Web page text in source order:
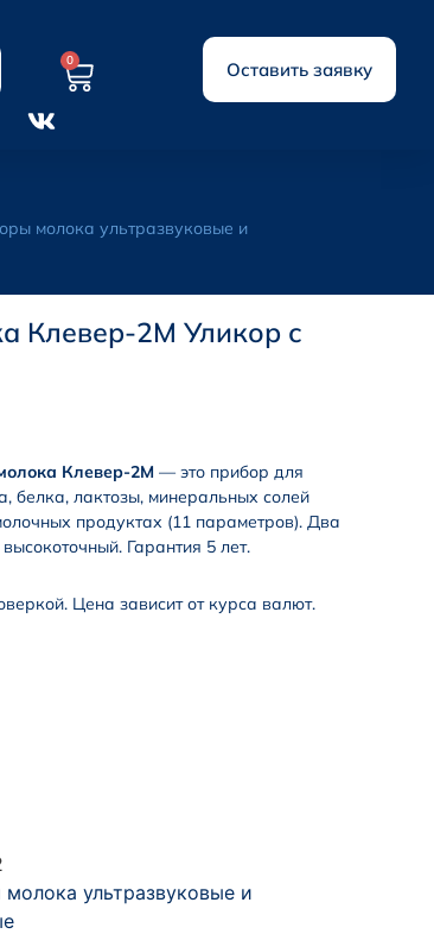
0 Оставить заявку
молока ультразвуковые и
Клевер-2М Уликор с
Клевер-2М — это прибор для
белка, лактозы, минеральных солей
продуктах (11 параметров). Два
Гарантия 5 лет.
Цена зависит от курса валют.
ультразвуковые и